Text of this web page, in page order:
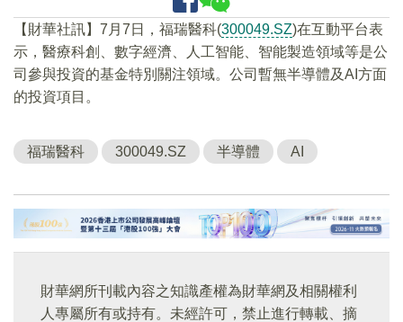
【財華社訊】7月7日，福瑞醫科(300049.SZ)在互動平台表
示，醫療科創、數字經濟、人工智能、智能製造領域等是公
司參與投資的基金特別關注領域。公司暫無半導體及AI方面
的投資項目。
福瑞醫科 300049.SZ 半導體 AI
財華網所刊載內容之知識產權為財華網及相關權利
人專屬所有或持有。未經許可，禁止進行轉載、摘